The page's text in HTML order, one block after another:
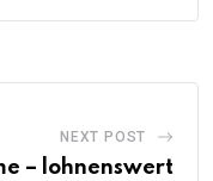
NEXT POST
– lohnenswert